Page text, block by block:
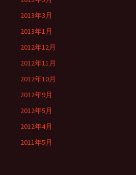
2013年3月
2013年1月
2012年12月
2012年11月
2012年10月
2012年9月
2012年5月
2012年4月
2011年5月